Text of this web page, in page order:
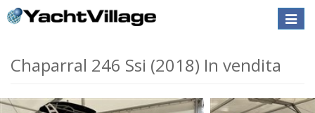
Toggle
Chaparral 246 Ssi (2018) In vendita